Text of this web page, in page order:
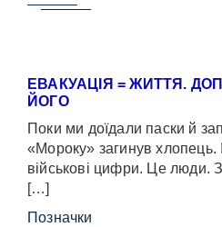
ЕВАКУАЦІЯ = ЖИТТЯ.
ЙОГО
Поки ми доїдали паски й
«Мороку» загинув хлопець.
військові цифри. Це люди.
[…]
Позначки